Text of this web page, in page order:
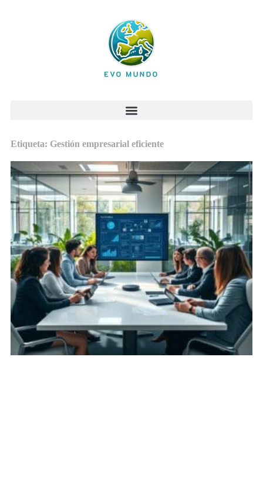
Etiqueta: Gestión empresarial eficiente